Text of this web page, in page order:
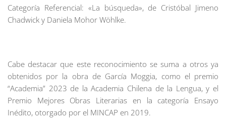
Categoría Referencial: «La búsqueda», de Cristóbal Jimeno
Chadwick y Daniela Mohor Wöhlke.
Cabe destacar que este reconocimiento se suma a otros ya
obtenidos por la obra de García Moggia, como el premio
“Academia” 2023 de la Academia Chilena de la Lengua, y el
Premio Mejores Obras Literarias en la categoría Ensayo
Inédito, otorgado por el MINCAP en 2019.